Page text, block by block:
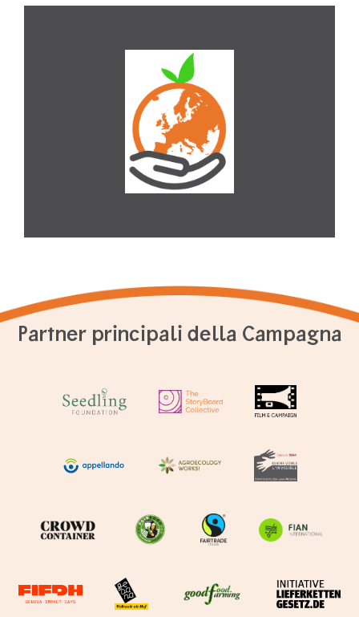
Partner principali della Campagna